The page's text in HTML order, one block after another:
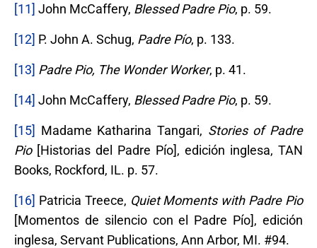
[11] John McCaffery, Blessed Padre Pio, p. 59.
[12] P. John A. Schug, Padre Pío, p. 133.
[13] Padre Pio, The Wonder Worker, p. 41.
[14] John McCaffery, Blessed Padre Pio, p. 59.
[15] Madame Katharina Tangari, Stories of Padre
Pio[Historias del Padre Pío], edición inglesa, TAN
Books, Rockford, IL. p. 57.
[16] Patricia Treece, Quiet Moments with Padre Pio
[Momentos de silencio con el Padre Pío], edición
inglesa, Servant Publications, Ann Arbor, MI. #94.